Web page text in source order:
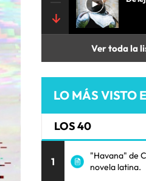
Ver toda la
LO MÁS VISTO
LOS 40
1
"Havana" de
novela latina.